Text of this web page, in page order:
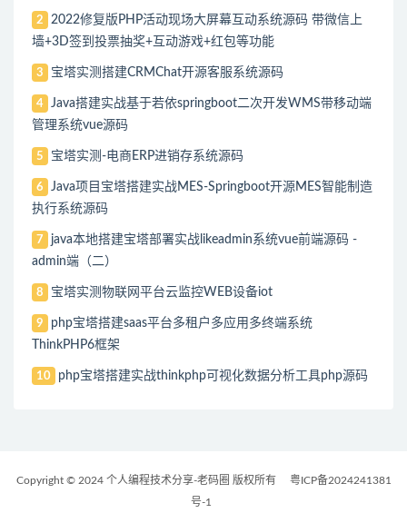
2
2022修复版PHP活动现场大屏幕互动系统源码 带微信上
墙+3D签到投票抽奖+互动游戏+红包等功能
3 宝塔实测搭建CRMChat开源客服系统源码
4
Java搭建实战基于若依springboot二次开发WMS带移动端
管理系统vue源码
5 宝塔实测-电商ERP进销存系统源码
6
Java项目宝塔搭建实战MES-Springboot开源MES智能制造
执行系统源码
7
java本地搭建宝塔部署实战likeadmin系统vue前端源码 -
admin端（二）
8 宝塔实测物联网平台云监控WEB设备iot
9
php宝塔搭建saas平台多租户多应用多终端系统
ThinkPHP6框架
10 php宝塔搭建实战thinkphp可视化数据分析工具php源码
Copyright © 2024 个人编程技术分享-老码圈 版权所有
粤ICP备2024241381
号-1